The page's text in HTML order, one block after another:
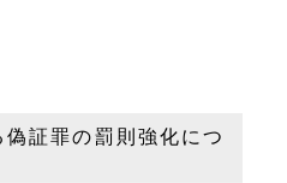
証罪の罰則強化につ